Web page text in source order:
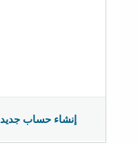
إنشاء حساب جديد